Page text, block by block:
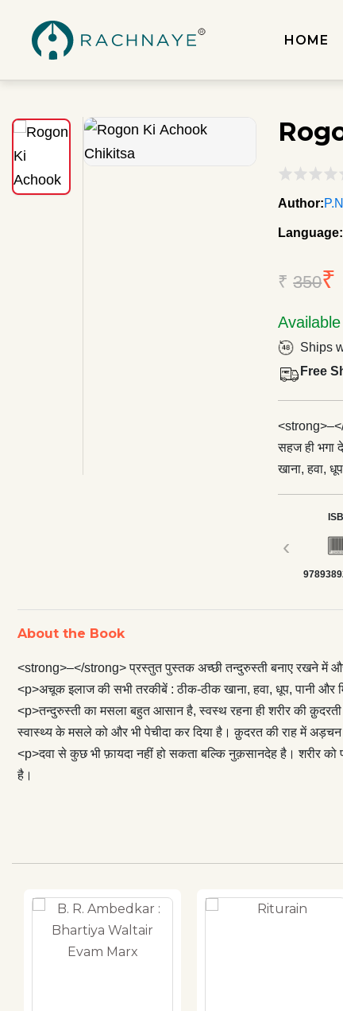
HOME
Author:
Language:
₹350₹
Available
Ships
Free
सहज ही भगा
खाना, हवा,
आसान है,
सी अड़चनें
उलझन को
न डालिए,
‹
About the Book
<strong>–</strong> प्रस्तुत पुस्तक अच्छी तन्दुरुस्ती बनाए रखने में और
<p>अचूक इलाज की सभी तरकीबें : ठीक-ठीक खाना, हवा, धूप, पानी
<p>तन्दुरुस्ती का मसला बहुत आसान है, स्वस्थ रहना ही शरीर की
स्वास्थ्य के मसले को और भी पेचीदा कर दिया है। क़ुदरत की राह में
<p>दवा से कुछ भी फ़ायदा नहीं हो सकता बल्कि नुक़सानदेह है। शरीर
है।